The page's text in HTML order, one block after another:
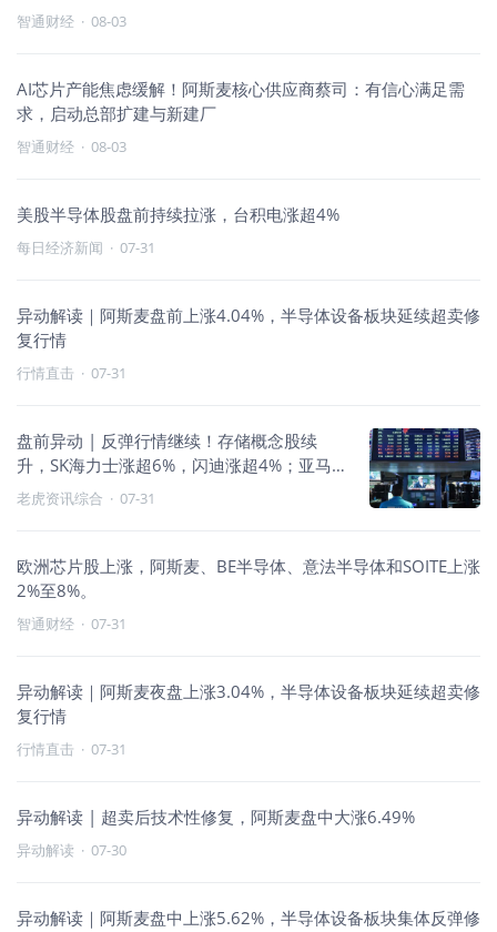
智通财经 · 08-03
AI芯片产能焦虑缓解！阿斯麦核心供应商蔡司：有信心满足需
求，启动总部扩建与新建厂
智通财经 · 08-03
美股半导体股盘前持续拉涨，台积电涨超4%
每日经济新闻 · 07-31
异动解读｜阿斯麦盘前上涨4.04%，半导体设备板块延续超卖修
复行情
行情直击 · 07-31
盘前异动 | 反弹行情继续！存储概念股续
升，SK海力士涨超6%，闪迪涨超4%；亚马
逊、苹果财报后走势分化，亚马逊涨超
老虎资讯综合 · 07-31
欧洲芯片股上涨，阿斯麦、BE半导体、意法半导体和SOITE上涨
2%至8%。
智通财经 · 07-31
异动解读｜阿斯麦夜盘上涨3.04%，半导体设备板块延续超卖修
复行情
行情直击 · 07-31
异动解读 | 超卖后技术性修复，阿斯麦盘中大涨6.49%
异动解读 · 07-30
异动解读｜阿斯麦盘中上涨5.62%，半导体设备板块集体反弹修